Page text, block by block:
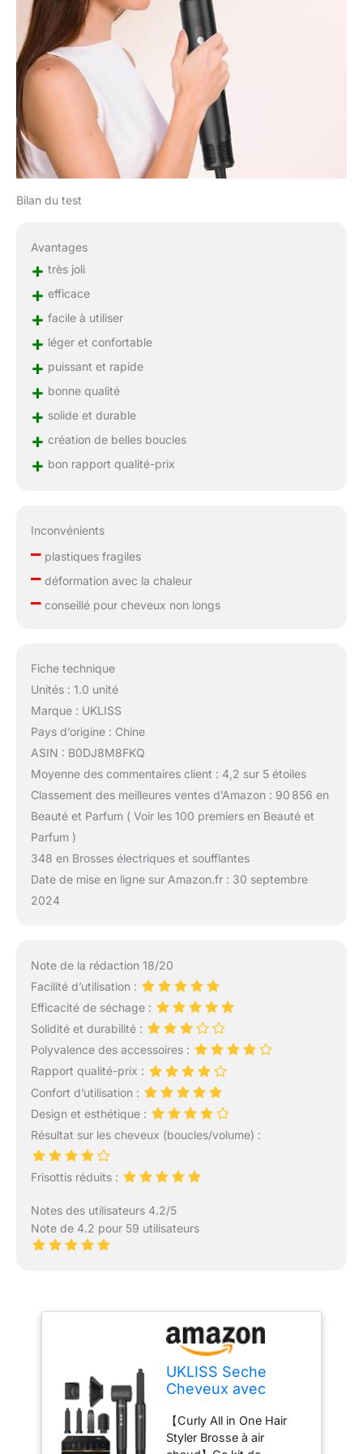
sèche-cheveux 1000W
est livré dans un
emballage
magnifiquement conçu
avec différents
accessoires pour
différents types et
longueurs de cheveux.
Parfait pour la Saint-
Valentin, la Fête des
mères, la Journée de la
Bilan du test
Avantages
+ très joli
+ efficace
+ facile à utiliser
+ léger et confortable
+ puissant et rapide
+ bonne qualité
+ solide et durable
+ création de belles boucles
+ bon rapport qualité-prix
Inconvénients
–plastiques fragiles
–déformation avec la chaleur
–conseillé pour cheveux non longs
Fiche technique
Unités : 1.0 unité
Marque : UKLISS
Pays d’origine : Chine
ASIN : B0DJ8M8FKQ
Moyenne des commentaires client : 4,2 sur 5 étoiles
Classement des meilleures ventes d’Amazon : 90 856 en
Beauté et Parfum ( Voir les 100 premiers en Beauté et
Parfum )
348 en Brosses électriques et soufflantes
Date de mise en ligne sur Amazon.fr : 30 septembre
2024
Note de la rédaction 18/20
Facilité d’utilisation :
Efficacité de séchage :
Solidité et durabilité :
Polyvalence des accessoires :
Rapport qualité-prix :
Confort d’utilisation :
Design et esthétique :
Résultat sur les cheveux (boucles/volume) :
Frisottis réduits :
Notes des utilisateurs 4.2/5
Note de 4.2 pour 59 utilisateurs
UKLISS Seche
Cheveux avec
TR/MIM, Nouveau
Brosse Soufflante 7
【Curly All in One Hair
Styler Brosse à air